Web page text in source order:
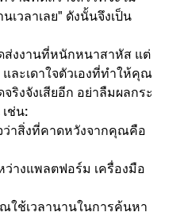
วลาเลย" ดังนั้นจึงเป็น
ส่งงานที่หนักหนาสาหัส แต่
ละเดาใจตัวเองที่ทำให้คุณ
ริงจังเสียอีก อย่าลืมผลกระ
ช่น:
าสิ่งที่คาดหวังจากคุณคือ
างแพลตฟอร์ม เครื่องมือ
ใช้เวลานานในการค้นหา